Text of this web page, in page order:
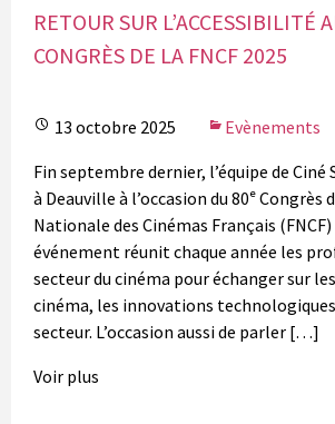
RETOUR SUR L’ACCESSIBILITÉ
CONGRÈS DE LA FNCF 2025
13 octobre 2025
Evènements
Fin septembre dernier, l’équipe de Ciné
à Deauville à l’occasion du 80ᵉ Congrès
Nationale des Cinémas Français (FNCF)
événement réunit chaque année les
secteur du cinéma pour échanger sur
cinéma, les innovations
secteur. L’occasion aussi de parler […]
Voir plus